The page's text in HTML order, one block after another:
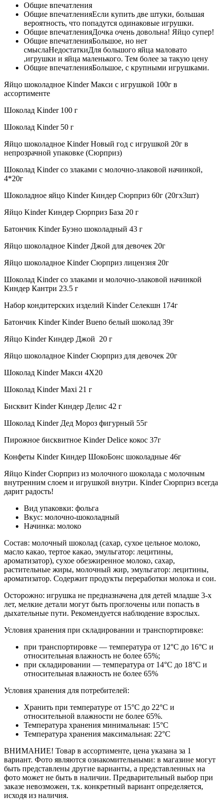
Общие впечатления
Общие впечатленияЕсли купить две штуки, большая
вероятность, что попадутся одинаковые игрушки.
Общие впечатленияДочка очень довольна! Яйцо супер!
Общие впечатленияБольшое, но нет
смыслаНедостаткиДля большого яйца маловато
,игрушки и яйца маленького. Тем более за такую цену
Общие впечатленияБольшое, с крупными игрушками.
Яйцо шоколадное Kinder Макси с игрушкой 100г в
ассортименте
Шоколад Kinder 100 г
Шоколад Kinder 50 г
Яйцо шоколадное Kinder Новый год с игрушкой 20г в
непрозрачной упаковке (Сюрприз)
Шоколад Kinder со злаками с молочно-злаковой начинкой,
4*20г
Шоколадное яйцо Kinder Киндер Сюрприз 60г (20гх3шт)
Яйцо Kinder Киндер Сюрприз База 20 г
Батончик Kinder Буэно шоколадный 43 г
Яйцо шоколадное Kinder Джой для девочек 20г
Яйцо шоколадное Kinder Сюрприз лицензия 20г
Шоколад Kinder со злаками и молочно-злаковой начинкой
Киндер Кантри 23.5 г
Набор кондитерских изделий Kinder Селекшн 174г
Батончик Kinder Kinder Bueno белый шоколад 39г
Яйцо Kinder Киндер Джой 20 г
Яйцо шоколадное Kinder Сюрприз для девочек 20г
Шоколад Kinder Макси 4Х20
Шоколад Kinder Maxi 21 г
Бисквит Kinder Киндер Делис 42 г
Шоколад Kinder Дед Мороз фигурный 55г
Пирожное бисквитное Kinder Delice кокос 37г
Конфеты Kinder Киндер ШокоБонс шоколадные 46г
Яйцо Kinder Сюрприз из молочного шоколада c молочным
внутренним слоем и игрушкой внутри. Kinder Сюрприз всегда
дарит радость!
Вид упаковки: фольга
Вкус: молочно-шоколадный
Начинка: молоко
Состав: молочный шоколад (сахар, сухое цельное молоко,
масло какао, тертое какао, эмульгатор: лецитины,
ароматизатор), сухое обезжиренное молоко, сахар,
растительные жиры, молочный жир, эмульгатор: лецитины,
ароматизатор. Содержит продукты переработки молока и сои.
Осторожно: игрушка не предназначена для детей младше 3-х
лет, мелкие детали могут быть проглочены или попасть в
дыхательные пути. Рекомендуется наблюдение взрослых.
Условия хранения при складировании и транспортировке:
при транспортировке — температура от 12°C до 16°C и
относительная влажность не более 65%;
при складировании — температура от 14°C до 18°C и
относительная влажность не более 65%
Условия хранения для потребителей:
Хранить при температуре от 15°C до 22°C и
относительной влажности не более 65%.
Температура хранения минимальная: 15°C
Температура хранения максимальная: 22°C
ВНИМАНИЕ! Товар в ассортименте, цена указана за 1
вариант. Фото являются ознакомительными: в магазине могут
быть представлены другие варианты, а представленных на
фото может не быть в наличии. Предварительный выбор при
заказе невозможен, т.к. конкретный вариант определяется,
исходя из наличия.